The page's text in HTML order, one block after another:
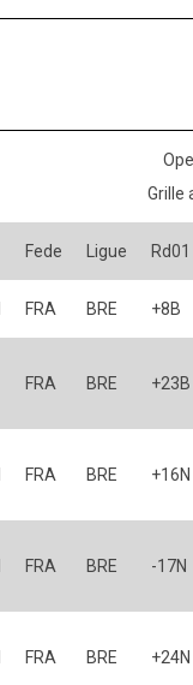
Grille
Fede Ligue Rd01
FRA BRE +8B
FRA BRE +23B
FRA BRE +16N
FRA BRE -17N
FRA BRE +24N